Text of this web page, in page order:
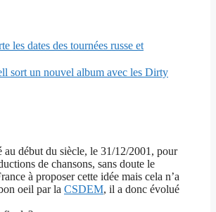
les dates des tournées russe et
sort un nouvel album avec les Dirty
au début du siècle, le 31/12/2001, pour
de chansons, sans doute le
à proposer cette idée mais cela n’a
oeil par la CSDEM, il a donc évolué